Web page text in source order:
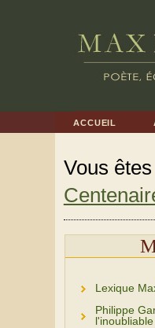
ACCUEIL
Vous
Lexique
Philippe
l'inoubliable